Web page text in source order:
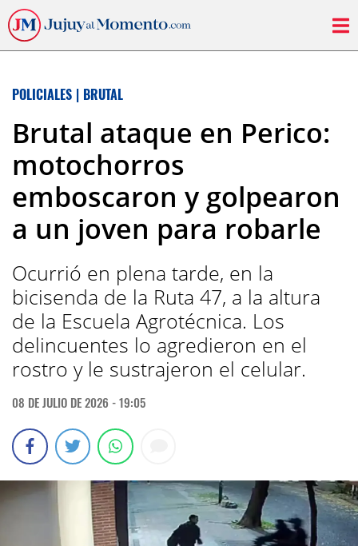
POLICIALES | BRUTAL
Brutal ataque en Perico:
motochorros
emboscaron y golpearon
a un joven para robarle
Ocurrió en plena tarde, en la
bicisenda de la Ruta 47, a la altura
de la Escuela Agrotécnica. Los
delincuentes lo agredieron en el
rostro y le sustrajeron el celular.
08 DE JULIO DE 2026 - 19:05